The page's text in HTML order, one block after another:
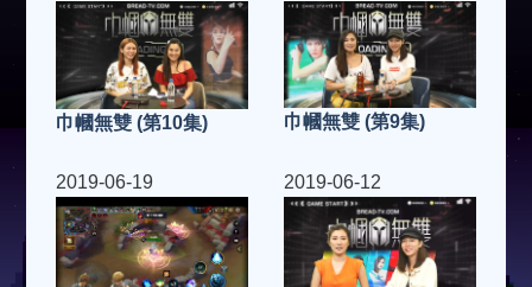
巾幗無雙 (第10集) 巾幗無雙 (第9集)
2019-06-19 2019-06-12